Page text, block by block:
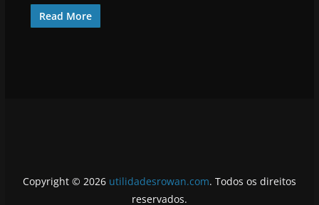
Read More
Copyright © 2026 utilidadesrowan.com. Todos os direitos
reservados.